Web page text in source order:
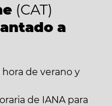
(CAT)
a
de verano y
de IANA para